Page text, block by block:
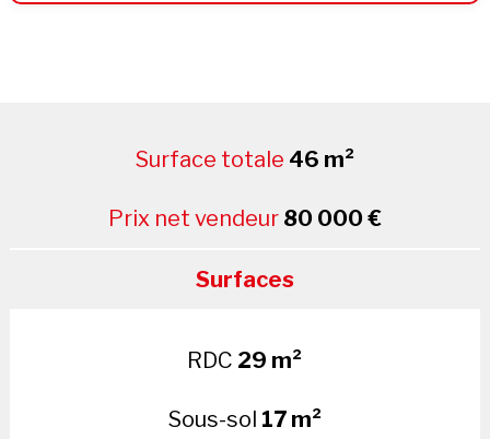
Surface totale 46 m²
Prix net vendeur 80 000 €
Surfaces
RDC 29 m²
Sous-sol 17 m²